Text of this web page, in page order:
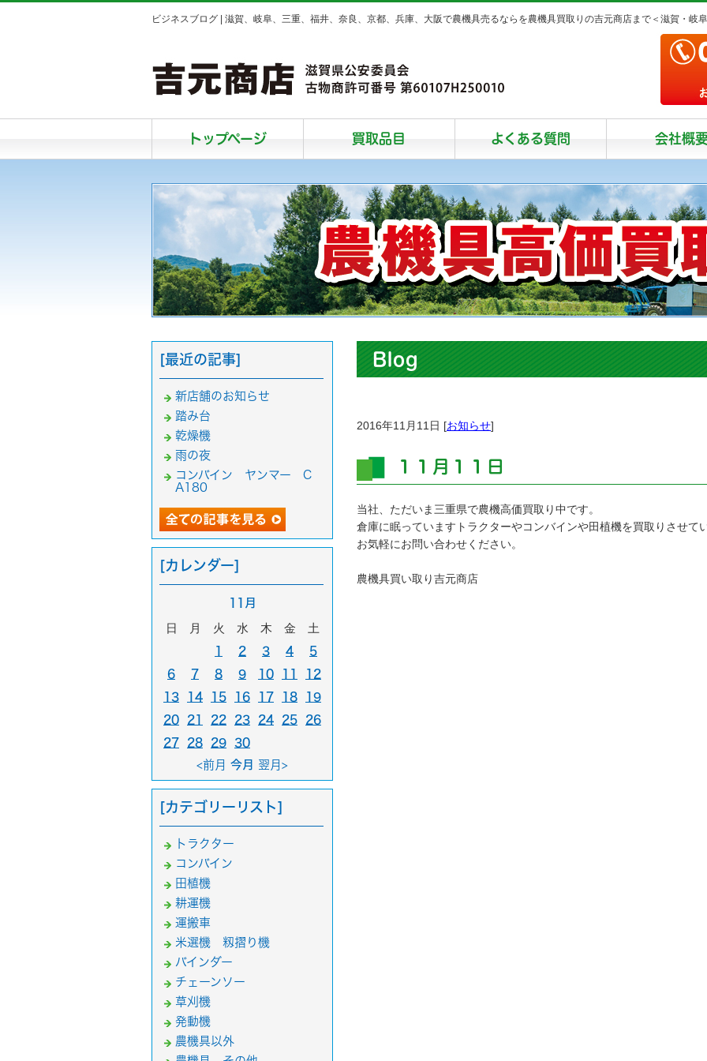
ビジネスブログ | 滋賀、岐阜、三重、福井、奈良、京都、兵庫、大阪で農機具売るならを農機具買取りの吉元商店まで＜滋賀・岐
トップページ 買取品目 よくある質問 会社概
Blog
2016年11月11日 [お知らせ]
１１月１１日
当社、ただいま三重県で農機高価買取り中です。
倉庫に眠っていますトラクターやコンバインや田植機を買取りさせて
お気軽にお問い合わせください。
農機具買い取り吉元商店
[最近の記事]
新店舗のお知らせ
踏み台
乾燥機
雨の夜
コンバイン ヤンマー C
A180
[カレンダー]
11月
日 月 火 水 木 金 土
1 2 3 4
5
6
7 8 9 10 11
12
13
14 15 16 17 18
19
20
21 22 23 24 25
26
27
28 29
30
<前月 今月 翌月>
[カテゴリーリスト]
トラクター
コンバイン
田植機
耕運機
運搬車
米選機 籾摺り機
バインダー
チェーンソー
草刈機
発動機
農機具以外